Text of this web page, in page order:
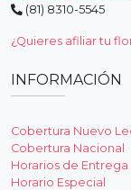
(81) 8310-5545
¿Quieres afiliar tu
INFORMACIÓN
Cobertura Nuevo
Cobertura Nacional
Horarios de Entrega
Horario Especial